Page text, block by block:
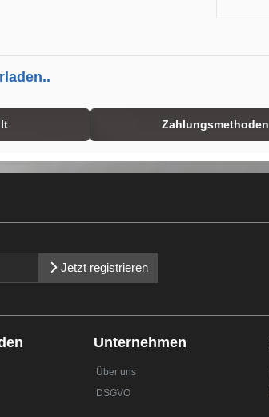
Zahlungsmethoden
Jetzt registrieren
Unternehmen
Über uns
DSGVO